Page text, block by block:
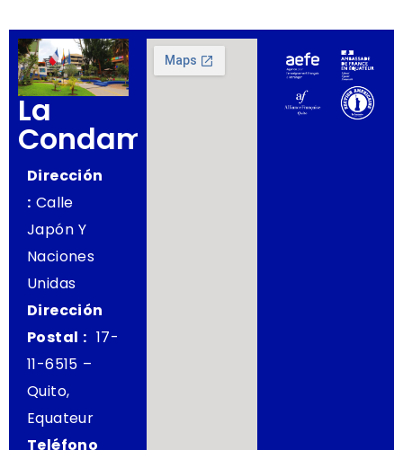
La
Condamine
Dirección
: Calle
Japón Y
Naciones
Unidas
Dirección
Postal : 17-
11-6515 –
Quito,
Equateur
Teléfono